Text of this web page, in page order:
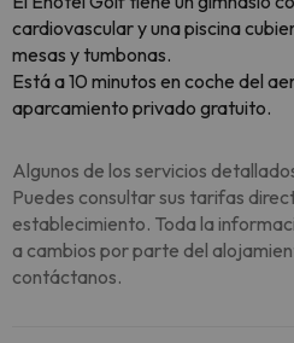
cardiovascular y una piscina
mesas y tumbonas.
Está a 10 minutos en coche del
aparcamiento privado gratuito.
Algunos de los servicios
Puedes consultar sus tarifas
establecimiento. Toda la
a cambios por parte del
contáctanos.